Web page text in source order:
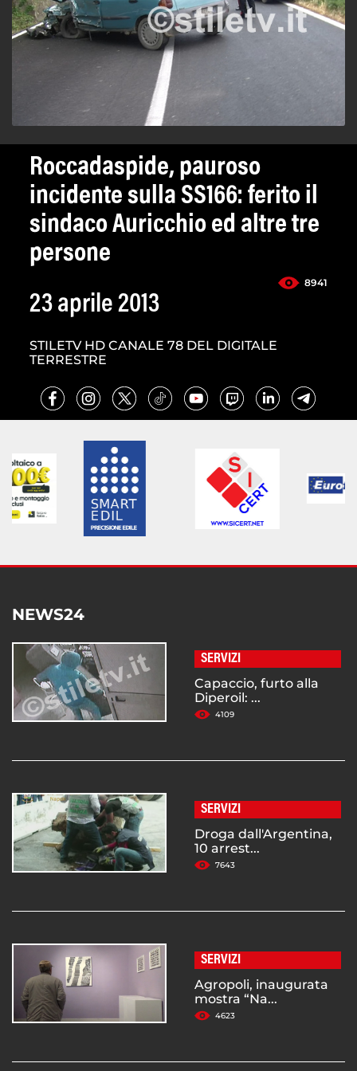
Roccadaspide, pauroso
incidente sulla SS166: ferito il
sindaco Auricchio ed altre tre
persone
8941
23 aprile 2013
STILETV HD CANALE 78 DEL DIGITALE
TERRESTRE
NEWS24
SERVIZI
Capaccio, furto alla
Diperoil: ...
4109
SERVIZI
Droga dall'Argentina,
10 arrest...
7643
SERVIZI
Agropoli, inaugurata
mostra “Na...
4623